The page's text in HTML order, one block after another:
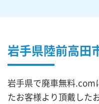
岩手県陸前高田
岩手県で廃車無料.com
たお客様より頂戴した